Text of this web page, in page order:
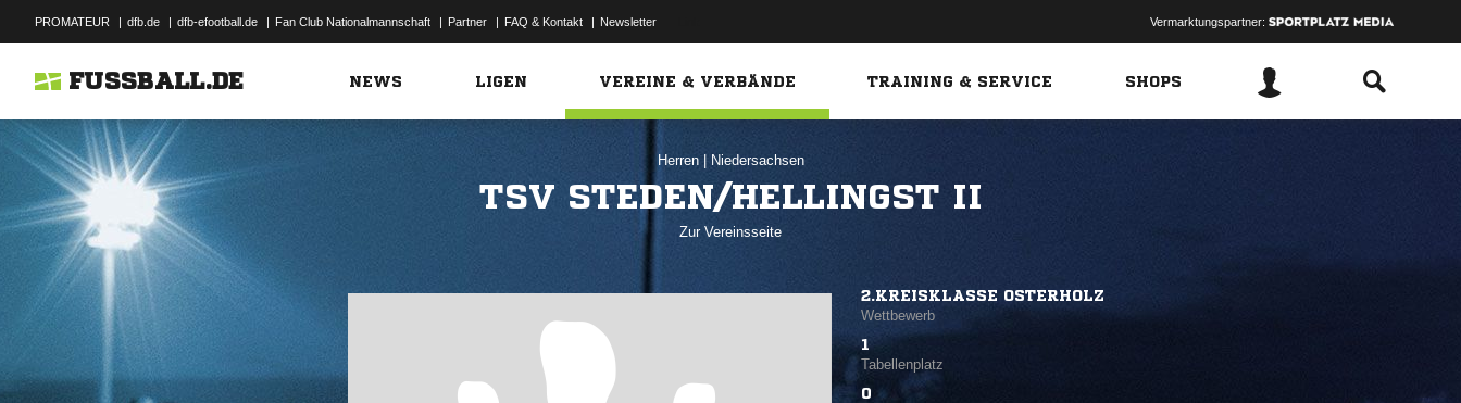
PROMATEUR | dfb.de | dfb-efootball.de | Fan Club Nationalmannschaft | Partner | FAQ & Kontakt | Newsletter Vermarktungspartner:
FUSSBALL.DE NEWS LIGEN VEREINE & VERBÄNDE TRAINING & SERVICE SHOPS
Herren Niedersachsen
TSV STEDEN/HELLINGST II
Zur Vereinsseite
2.KREISKLASSE OSTERHOLZ
Wettbewerb
1
Tabellenplatz
0